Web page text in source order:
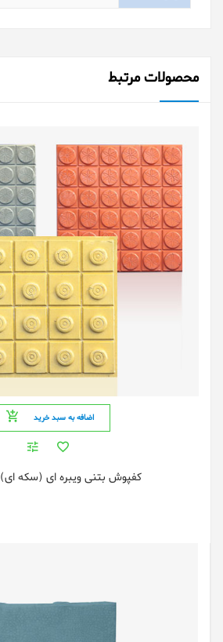
محصولات مرتبط
اضافه به سبد خرید
کفپوش بتنی ویبره ای (سکه ای) 40x40cm